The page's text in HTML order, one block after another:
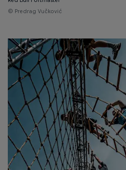
© Predrag Vučković